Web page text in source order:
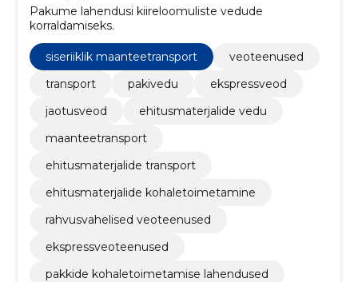
Pakume lahendusi kiireloomuliste vedude
korraldamiseks.
siseriiklik maanteetransport
veoteenused
transport
pakivedu
ekspressveod
jaotusveod
ehitusmaterjalide vedu
maanteetransport
ehitusmaterjalide transport
ehitusmaterjalide kohaletoimetamine
rahvusvahelised veoteenused
ekspressveoteenused
pakkide kohaletoimetamise lahendused